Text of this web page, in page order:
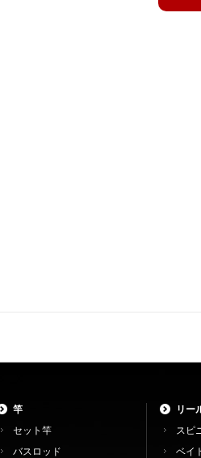
竿
セット竿
バスロッド
リー
スピ
ベイ